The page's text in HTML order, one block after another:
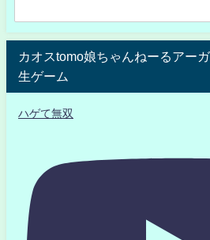
カオスtomo娘ちゃんねーるアー
生ゲーム
ハゲて無双